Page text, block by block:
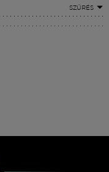
SZŰRÉS